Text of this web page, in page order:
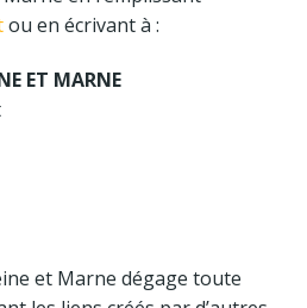
ou en écrivant à :
ET MARNE
et Marne dégage toute